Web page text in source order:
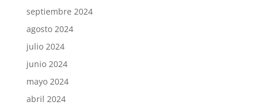
septiembre 2024
agosto 2024
julio 2024
junio 2024
mayo 2024
abril 2024